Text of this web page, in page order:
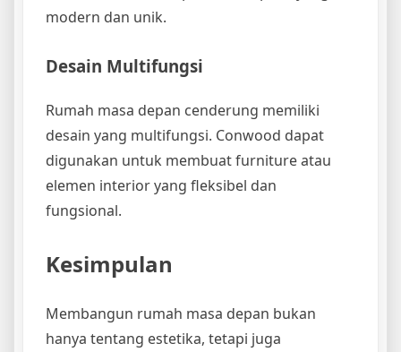
modern dan unik.
Desain Multifungsi
Rumah masa depan cenderung memiliki
desain yang multifungsi. Conwood dapat
digunakan untuk membuat furniture atau
elemen interior yang fleksibel dan
fungsional.
Kesimpulan
Membangun rumah masa depan bukan
hanya tentang estetika, tetapi juga